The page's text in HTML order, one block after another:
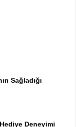
Sağladığı
Deneyimi